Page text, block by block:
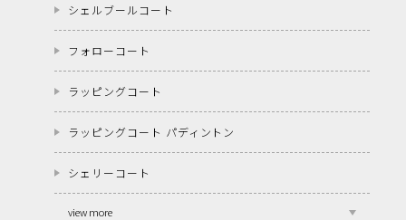
シェルブールコート
フォローコート
ラッピングコート
ラッピングコート パディントン
シェリーコート
view more